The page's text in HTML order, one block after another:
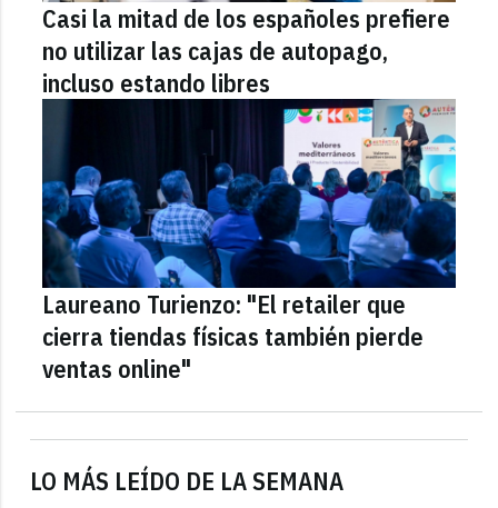
LO MÁS LEÍDO DE LA SEMANA
Casi la mitad de los españoles prefiere
no utilizar las cajas de autopago,
incluso estando libres
Laureano Turienzo: "El retailer que
cierra tiendas físicas también pierde
ventas online"